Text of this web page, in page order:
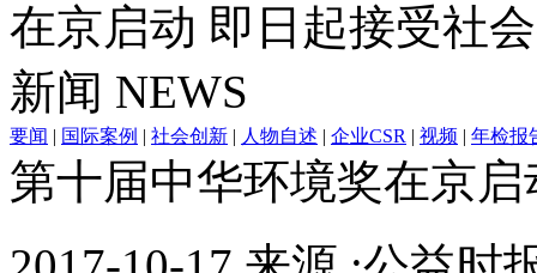
在京启动 即日起接受社
新闻 NEWS
要闻 | 国际案例 | 社会创新 | 人物自述 | 企业CSR | 视频 | 年检报
第十届中华环境奖在京